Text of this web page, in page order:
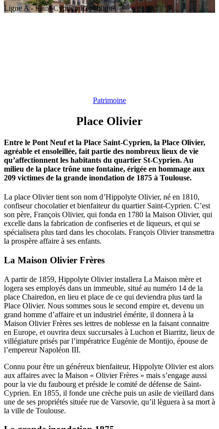
Ligne A - Saint-Cyprien République
Patrimoine
Place Olivier
Entre le Pont Neuf et la Place Saint-Cyprien, la Place Olivier,
agréable et ensoleillée, fait partie des nombreux lieux de vie
qu’affectionnent les habitants du quartier St-Cyprien. Au
milieu de la place trône une fontaine, érigée en hommage aux
209 victimes de la grande inondation de 1875 à Toulouse.
La place Olivier tient son nom d’Hippolyte Olivier, né en 1810,
confiseur chocolatier et bienfaiteur du quartier Saint-Cyprien. C’est
son père, François Olivier, qui fonda en 1780 la Maison Olivier, qui
excelle dans la fabrication de confiseries et de liqueurs, et qui se
spécialisera plus tard dans les chocolats. François Oliviertransmettra
la prospère affaire à ses enfants.
La Maison Olivier Frères
A partir de 1859, Hippolyte Olivier installera La Maison mère et
logera ses employés dans un immeuble, situé au numéro 14 de la
place Chairedon, en lieu et place de ce qui deviendra plus tard la
Place Olivier. Nous sommes sous le second empire et, devenu un
grand homme d’affaire et un industriel émérite, il donnera à la
Maison Olivier Frères ses lettres de noblesse en la faisant connaitre
en Europe, et ouvrira deux succursales à Luchon et Biarritz, lieux de
villégiature prisés par l’impératrice Eugénie de Montijo, épouse de
l’empereur Napoléon III.
Connu pour être un généreux bienfaiteur, Hippolyte Olivier est alors
aux affaires avec la Maison « Olivier Frères » mais s’engage aussi
pour la vie du faubourg et préside le comité de défense de Saint-
Cyprien. En 1855, il fonde une crèche puis un asile de vieillard dans
une de ses propriétés située rue de Varsovie, qu’il lèguera à sa mort à
la ville de Toulouse.